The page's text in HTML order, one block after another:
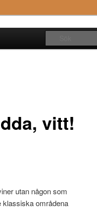
vitt!
utan någon som
klassiska områdena